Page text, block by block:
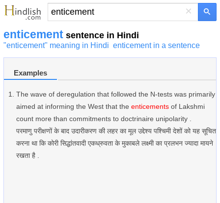
×
enticement sentence in Hindi
"enticement" meaning in Hindi enticement in a sentence
Examples
The wave of deregulation that followed the N-tests was primarily
aimed at informing the West that the enticements of Lakshmi
count more than commitments to doctrinaire unipolarity .
परमाणु परीक्षणों के बाद उदारीकरण की लहर का मूल उद्देश्य पश्चिमी देशों को यह सूचित
करना था कि कोरी सिद्धांतवादी एकध्रुवता के मुकाबले लक्ष्मी का प्रलभन ज्यादा मायने
रखता है .